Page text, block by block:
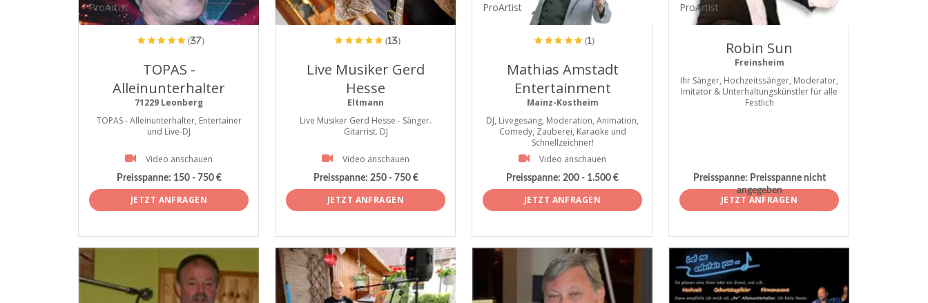
ProArtist
(37)
TOPAS -
Alleinunterhalter
71229 Leonberg
TOPAS - Alleinunterhalter, Entertainer
und Live-DJ
Video anschauen
Preisspanne: 150 - 750 €
JETZT ANFRAGEN
ProArtist
(13)
Live Musiker Gerd
Hesse
Eltmann
Live Musiker Gerd Hesse - Sänger.
Gitarrist. DJ
Video anschauen
Preisspanne: 250 - 750 €
JETZT ANFRAGEN
ProArtist
(1)
Mathias Amstadt
Entertainment
Mainz-Kostheim
DJ, Livegesang, Moderation, Animation,
Comedy, Zauberei, Karaoke und
Schnellzeichner!
Video anschauen
Preisspanne: 200 - 1.500 €
JETZT ANFRAGEN
ProArtist
Robin Sun
Freinsheim
Ihr Sänger, Hochzeitssänger, Moderator,
Imitator & Unterhaltungskünstler für alle
Festlich
Preisspanne: Preisspanne nicht
angegeben
JETZT ANFRAGEN